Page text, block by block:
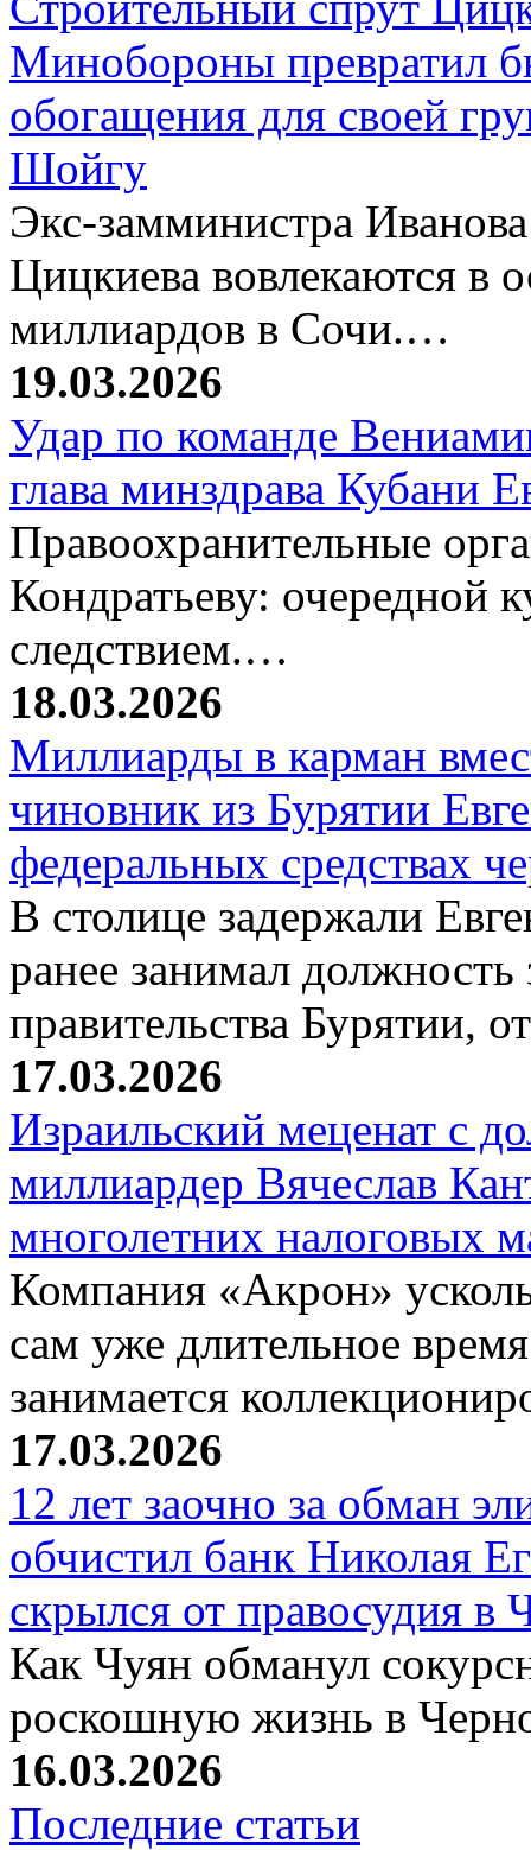
Минобороны превратил
обогащения для своей
Шойгу
Экс-замминистра
Цицкиева вовлекаются в
миллиардов в Сочи.…
19.03.2026
Удар по команде
глава минздрава Кубани
Правоохранительные
Кондратьеву: очередной
следствием.…
18.03.2026
Миллиарды в карман
чиновник из Бурятии
федеральных средствах
В столице задержали
ранее занимал должность
правительства Бурятии,
17.03.2026
Израильский меценат с
миллиардер Вячеслав
многолетних налоговых
Компания «Акрон»
сам уже длительное
занимается
17.03.2026
12 лет заочно за обман
обчистил банк Николая
скрылся от правосудия в
Как Чуян обманул
роскошную жизнь в
16.03.2026
Последние статьи